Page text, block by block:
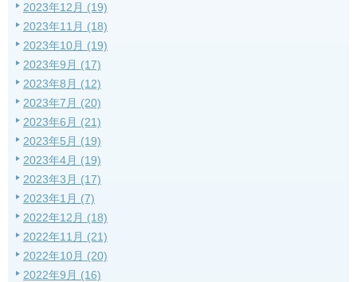
2023年12月 (19)
2023年11月 (18)
2023年10月 (19)
2023年9月 (17)
2023年8月 (12)
2023年7月 (20)
2023年6月 (21)
2023年5月 (19)
2023年4月 (19)
2023年3月 (17)
2023年1月 (7)
2022年12月 (18)
2022年11月 (21)
2022年10月 (20)
2022年9月 (16)